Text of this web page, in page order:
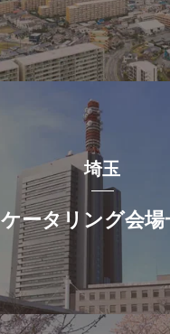
埼玉
ケータリング会場